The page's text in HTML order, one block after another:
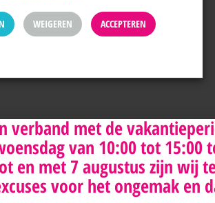
WEIGEREN ACCEPTEREN
verband met de
van 10:00 tot 15:00
en met 7 augustus zijn wij
voor het ongemak en